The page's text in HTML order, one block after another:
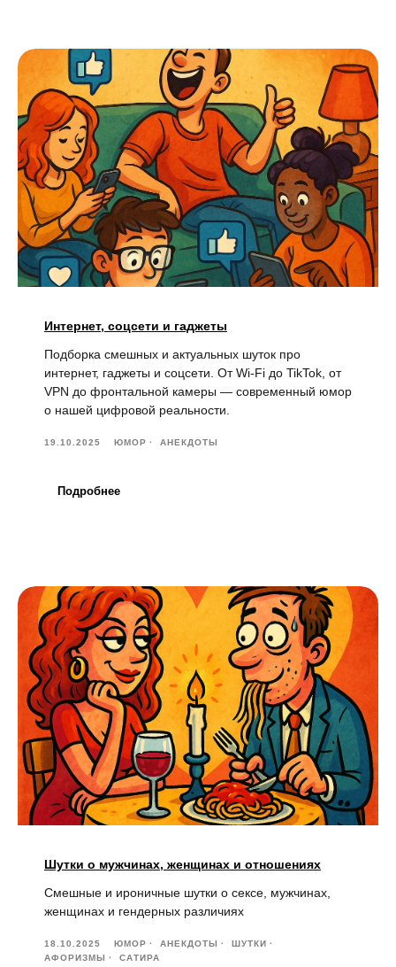
Интернет, соцсети и гаджеты
Подборка смешных и актуальных шуток про
интернет, гаджеты и соцсети. От Wi-Fi до TikTok, от
VPN до фронтальной камеры — современный юмор
о нашей цифровой реальности.
19.10.2025 ЮМОР АНЕКДОТЫ
Подробнее
Шутки о мужчинах, женщинах и отношениях
Смешные и ироничные шутки о сексе, мужчинах,
женщинах и гендерных различиях
18.10.2025 ЮМОР АНЕКДОТЫ
ШУТКИ
АФОРИЗМЫ
САТИРА